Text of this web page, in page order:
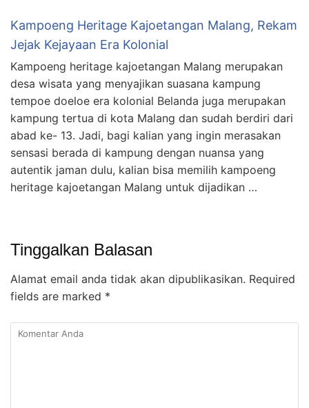
Kampoeng Heritage Kajoetangan Malang, Rekam
Jejak Kejayaan Era Kolonial
Kampoeng heritage kajoetangan Malang merupakan
desa wisata yang menyajikan suasana kampung
tempoe doeloe era kolonial Belanda juga merupakan
kampung tertua di kota Malang dan sudah berdiri dari
abad ke- 13. Jadi, bagi kalian yang ingin merasakan
sensasi berada di kampung dengan nuansa yang
autentik jaman dulu, kalian bisa memilih kampoeng
heritage kajoetangan Malang untuk dijadikan …
Tinggalkan Balasan
Alamat email anda tidak akan dipublikasikan. Required
fields are marked *